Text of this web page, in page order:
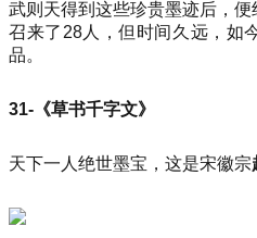
武则天得到这些珍贵墨迹后，
召来了28人，但时间久远，如
品。
31-《草书千字文》
天下一人绝世墨宝，这是宋徽宗